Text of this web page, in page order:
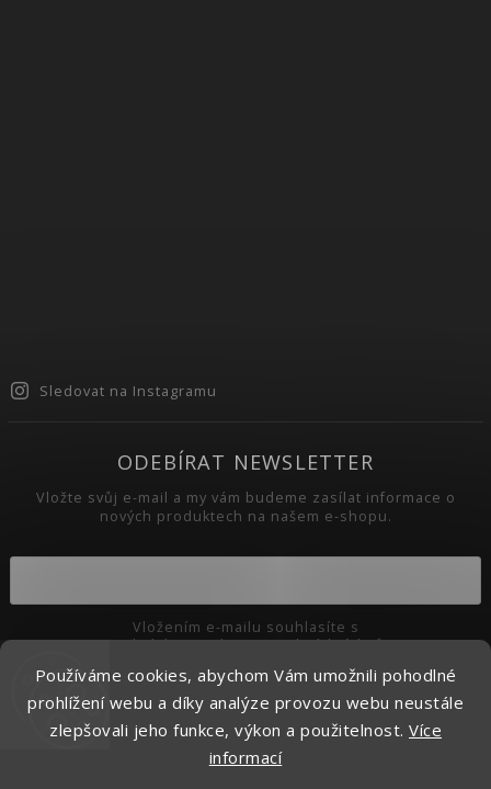
Používáme cookies, abychom Vám umožnili pohodlné
prohlížení webu a díky analýze provozu webu neustále
zlepšovali jeho funkce, výkon a použitelnost. Více
informací
Sledovat na Instagramu
ODEBÍRAT NEWSLETTER
Vložte svůj e-mail a my vám budeme zasílat informace o
nových produktech na našem e-shopu.
podmínkami ochrany osobních údajů
Přihlásit se